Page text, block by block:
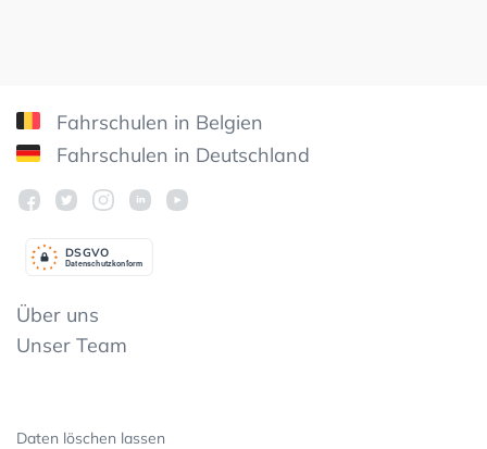
Fahrschulen in Belgien
Fahrschulen in Deutschland
Datenschutzkonform
DSGVO
Über uns
Unser Team
Daten löschen lassen